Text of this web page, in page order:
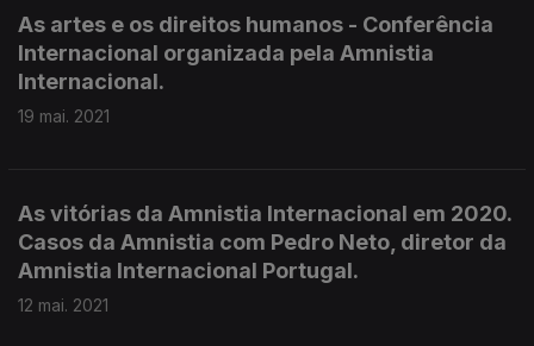
As artes e os direitos humanos - Conferência
Internacional organizada pela Amnistia
Internacional.
19 mai. 2021
As vitórias da Amnistia Internacional em 2020.
Casos da Amnistia com Pedro Neto, diretor da
Amnistia Internacional Portugal.
12 mai. 2021